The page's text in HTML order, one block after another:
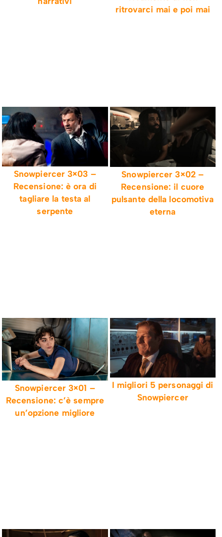
ritrovarci mai e poi mai
Snowpiercer 3×03 –
Recensione: è ora di
tagliare la testa al
serpente
Snowpiercer 3×02 –
Recensione: il cuore
pulsante della locomotiva
eterna
Snowpiercer 3×01 –
Recensione: c’è sempre
un’opzione migliore
I migliori 5 personaggi di
Snowpiercer